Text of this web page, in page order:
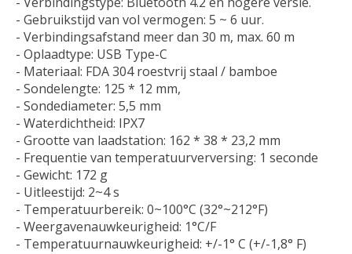
- Gebruikstijd van vol vermogen: 5 ~ 6 uur.
- Verbindingsafstand meer dan 30 m, max. 60 m
- Oplaadtype: USB Type-C
- Materiaal: FDA 304 roestvrij staal / bamboe
- Sondelengte: 125 * 12 mm,
- Sondediameter: 5,5 mm
- Waterdichtheid: IPX7
- Grootte van laadstation: 162 * 38 * 23,2 mm
- Frequentie van temperatuurverversing: 1 seconde
- Gewicht: 172 g
- Uitleestijd: 2~4 s
- Temperatuurbereik: 0~100°C (32°~212°F)
- Weergavenauwkeurigheid: 1°C/F
- Temperatuurnauwkeurigheid: +/-1° C (+/-1,8° F)